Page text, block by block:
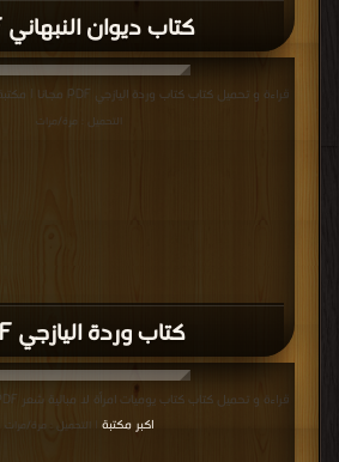
كتاب ديوان النبهاني PDF
كتاب وردة اليازجي PDF
قراءة و تحميل كتاب كتاب وردة اليازجي PDF مجانا | مكتبة >
التحميل : مرة/مرات
قراءة و تحميل كتاب كتاب يوميات امرأة لا مبالية شعر PDF مجانا | مكتبة >
اكبر مكتبة
| التحميل : مرة/مرات